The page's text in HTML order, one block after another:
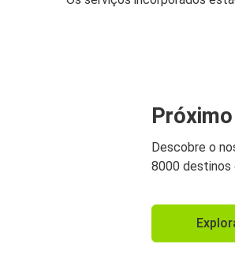
Descobre o
8000 destinos